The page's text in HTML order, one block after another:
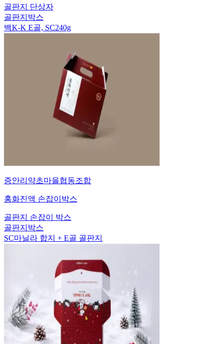
골판지 단상자
골판지박스
백K-K E골, SC240g
증안리약초마을협동조합
홍화진액 손잡이박스
골판지 손잡이 박스
골판지박스
SC마닐라 합지 + E골 골판지